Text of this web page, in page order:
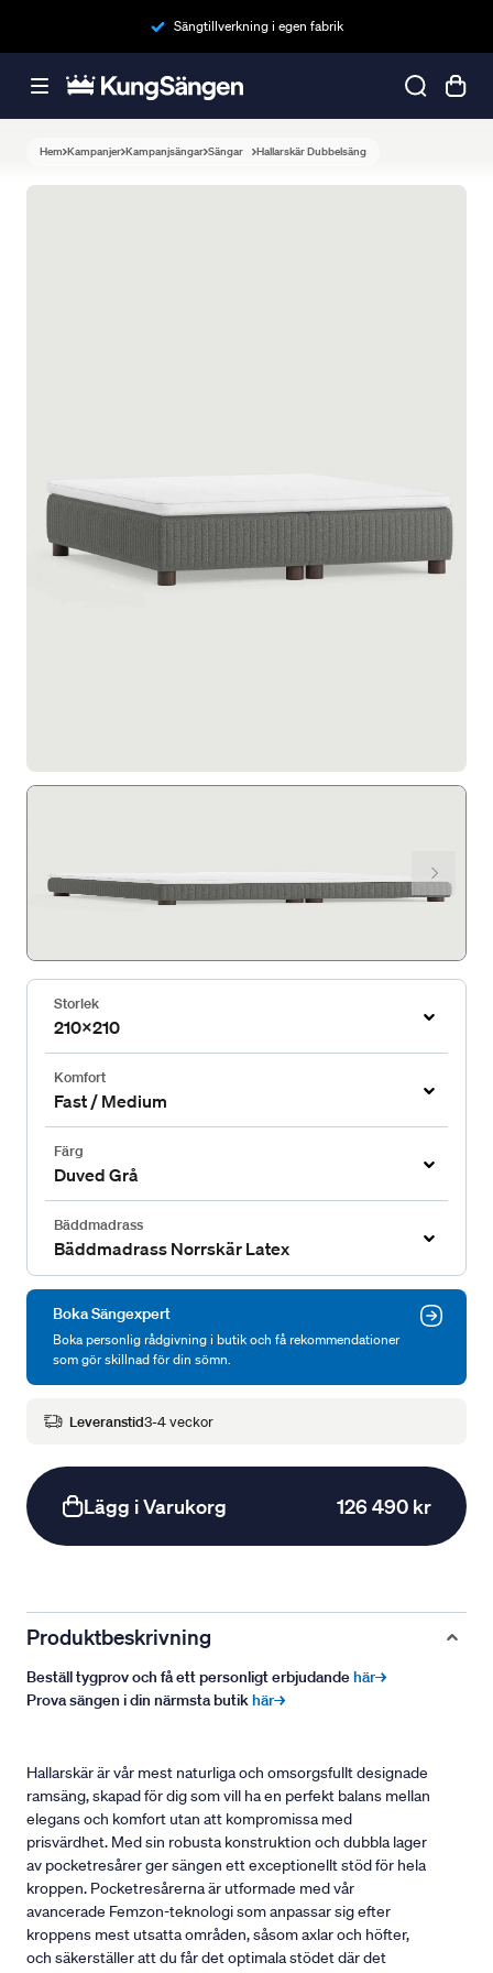
Sängtillverkning i egen fabrik
Hem Kampanjer Kampanjsängar Sängar Hallarskär Dubbelsäng
Storlek
210x210
Komfort
Fast / Medium
Färg
Duved Grå
Bäddmadrass
Bäddmadrass Norrskär Latex
Boka Sängexpert
Boka personlig rådgivning i butik och få rekommendationer
som gör skillnad för din sömn.
Leveranstid3-4 veckor
Lägg i Varukorg 126 490 kr
Produktbeskrivning
Beställ tygprov och få ett personligt erbjudandehär→
Prova sängen i din närmsta butikhär→
Hallarskär är vår mest naturliga och omsorgsfullt designade
ramsäng, skapad för dig som vill ha en perfekt balans mellan
elegans och komfort utan att kompromissa med
prisvärdhet. Med sin robusta konstruktion och dubbla lager
av pocketresårer ger sängen ett exceptionellt stöd för hela
kroppen. Pocketresårerna är utformade med vår
avancerade Femzon-teknologi som anpassar sig efter
kroppens mest utsatta områden, såsom axlar och höfter,
och säkerställer att du får det optimala stödet där det